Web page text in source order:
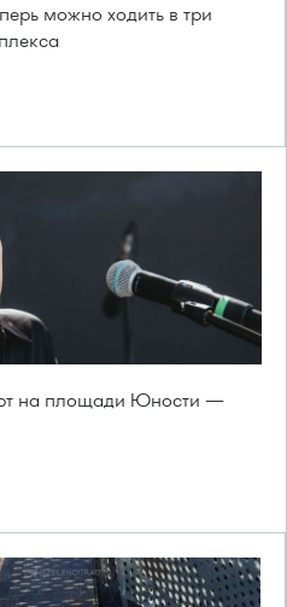
можно ходить в три
на площади Юности —